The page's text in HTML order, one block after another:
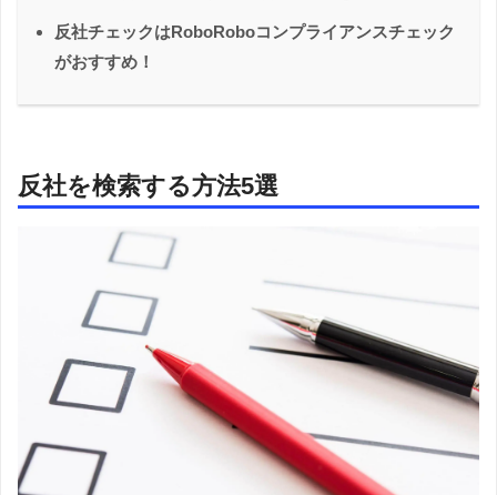
反社チェックはRoboRoboコンプライアンスチェック
がおすすめ！
反社を検索する方法5選